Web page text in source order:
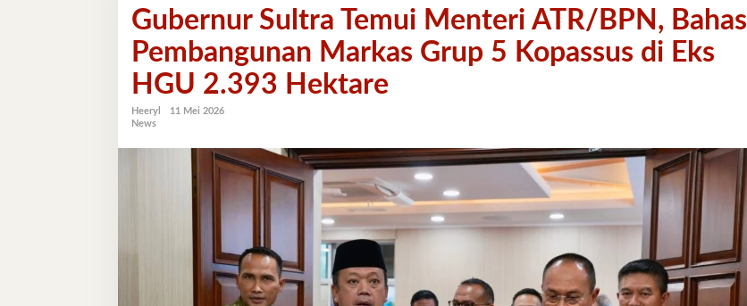
Temui
Menteri
ATR/BPN,
Bahas
Pembangunan
Markas
di
Eks
Gubernur Sultra Temui Menteri ATR/BPN, Bahas
Pembangunan Markas Grup 5 Kopassus di Eks
HGU 2.393 Hektare
Heeryl
11 Mei 2026
News